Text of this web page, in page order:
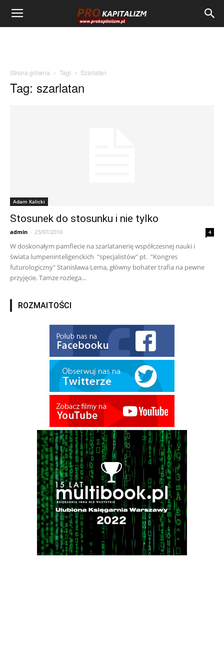
Strona główna Tagi Szarlatan
Tag: szarlatan
Adam Kalicki
Stosunek do stosunku i nie tylko
admin - 23/07/2010 4
W doskonałym pamflecie na szarlatanerię współczesnej nauki i
świata lumpeninteligenckich "specjalistów" pt. "Kongres
futurologiczny" Stanisława Lema, główny bohater trafia na pewne
przyjęcie. Tamże rozlega...
ROZMAITOŚCI